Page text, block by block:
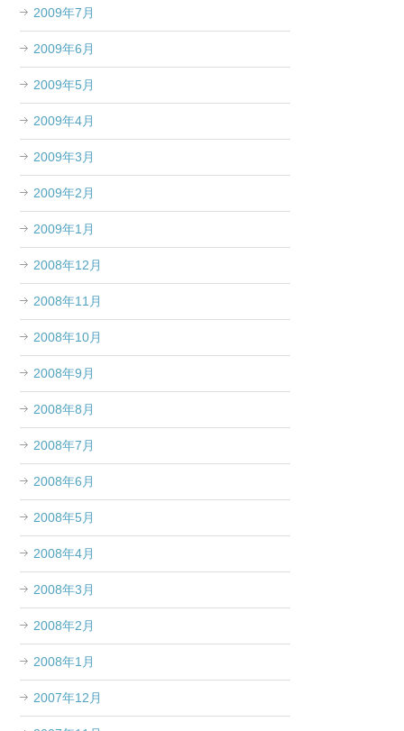
2009年7月
2009年6月
2009年5月
2009年4月
2009年3月
2009年2月
2009年1月
2008年12月
2008年11月
2008年10月
2008年9月
2008年8月
2008年7月
2008年6月
2008年5月
2008年4月
2008年3月
2008年2月
2008年1月
2007年12月